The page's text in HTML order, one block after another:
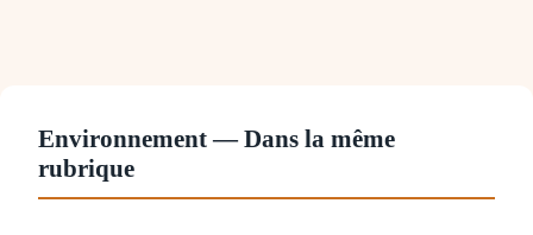
Environnement — Dans la même
rubrique